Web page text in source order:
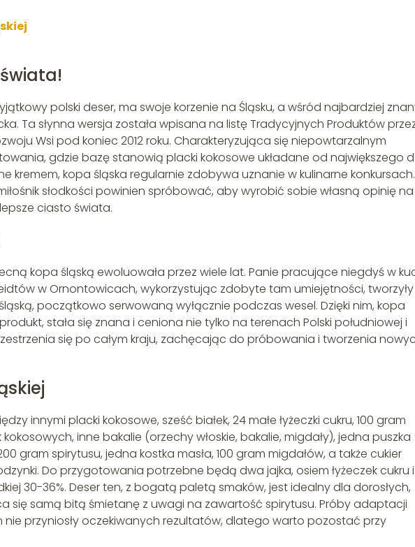
polski deser, ma swoje korzenie na Śląsku, a wśród najbardziej
Ta słynna wersja została wpisana na listę Tradycyjnych Produktów
Wsi pod koniec 2012 roku. Charakteryzująca się niepowtarzalnym
gdzie bazę stanowią placki kokosowe układane od największego
kremem, kopa śląska regularnie zdobywa uznanie w kulinarne konkursach.
słodkości powinien spróbować, aby wyrobić sobie własną opinię na
ciasto świata.
kopa śląską ewoluowała przez wiele lat. Panie pracujące niegdyś w
w Ornontowicach, wykorzystując zdobyte tam umiejętności, tworzyły
początkowo serwowaną wyłącznie podczas wesel. Dzięki nim, kopa
stała się znana i ceniona nie tylko na terenach Polski południowej i
się po całym kraju, zachęcając do próbowania i tworzenia
innymi placki kokosowe, sześć białek, 24 małe łyżeczki cukru, 100 gram
inne bakalie (orzechy włoskie, bakalie, migdały), jedna puszka
gram spirytusu, jedna kostka masła, 100 gram migdałów, a także cukier
Do przygotowania potrzebne będą dwa jajka, osiem łyżeczek cukru i
30-36%. Deser ten, z bogatą paletą smaków, jest idealny dla dorosłych,
się samą bitą śmietanę z uwagi na zawartość spirytusu. Próby adaptacji
nie przyniosły oczekiwanych rezultatów, dlatego warto pozostać przy